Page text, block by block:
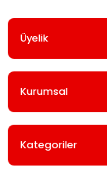
Üyelik
Kurumsal
Kategoriler